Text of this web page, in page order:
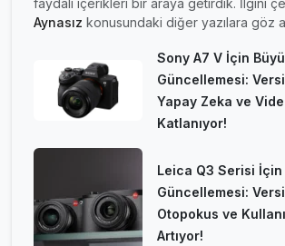
faydalı içerikleri bir araya getirdik. İlgini
Aynasız konusundaki diğer yazılara göz
Sony A7 V İçin
Güncellemesi:
Yapay Zeka ve
Katlanıyor!
Leica Q3 Serisi İçin
Güncellemesi:
Otopokus ve
Artıyor!